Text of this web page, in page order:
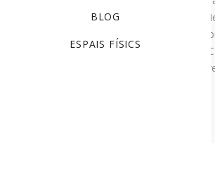
BLOG
ESPAIS FÍSICS
plantes aromàtiques ecològiques
d’Ossera); el formatge artesà de
Gros) i melmelades casolanes (Cal
al poble de Tuixent on també